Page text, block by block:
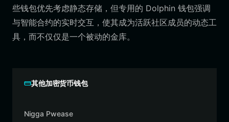
些钱包优先考虑静态存储，但专用的 Dolphin 钱包强调
与智能合约的实时交互，使其成为活跃社区成员的动态工
具，而不仅仅是一个被动的金库。
其他加密货币钱包
Nigga Pwease